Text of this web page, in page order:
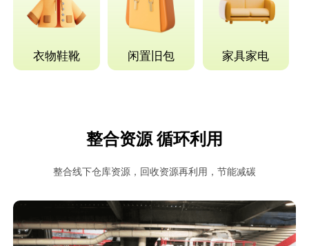
衣物鞋靴 闲置旧包 家具家电
整合资源 循环利用
整合线下仓库资源，回收资源再利用，节能减碳